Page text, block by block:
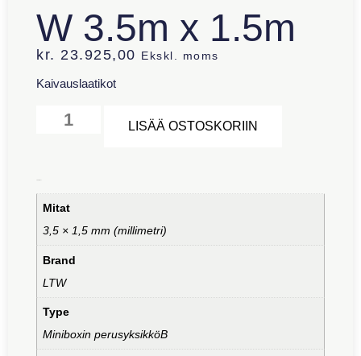
W 3.5m x 1.5m
kr. 23.925,00 Ekskl. moms
Kaivauslaatikot
LISÄÄ OSTOSKORIIN
Mitat
3,5 × 1,5 mm (millimetri)
Brand
LTW
Type
Miniboxin perusyksikköB